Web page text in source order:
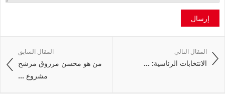
إرسال
المقال السابق
من هو محسن مرزوق مرشح
مشروع ...
المقال التالي
الانتخابات الرئاسية: ...